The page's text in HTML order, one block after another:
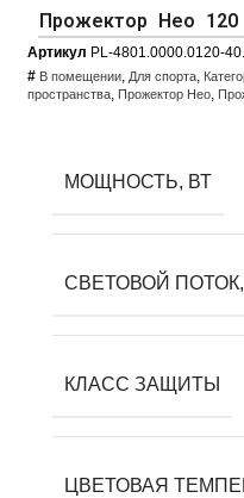
Прожектор Нео 120
Артикул PL-4801.0000.0120-
# В помещении, Для спорта,
пространства, Прожектор Нео,
МОЩНОСТЬ, ВТ
СВЕТОВОЙ
КЛАСС ЗАЩИТЫ
ЦВЕТОВАЯ